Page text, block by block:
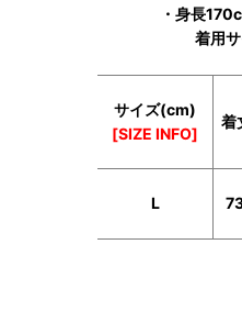
・身長
着用
サイズ(cm)
[SIZE INFO]
着
L